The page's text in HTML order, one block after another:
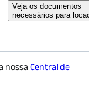
Veja os documentos
necessários para
nossa Central de